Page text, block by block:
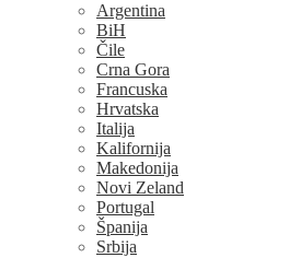
Argentina
BiH
Čile
Crna Gora
Francuska
Hrvatska
Italija
Kalifornija
Makedonija
Novi Zeland
Portugal
Španija
Srbija